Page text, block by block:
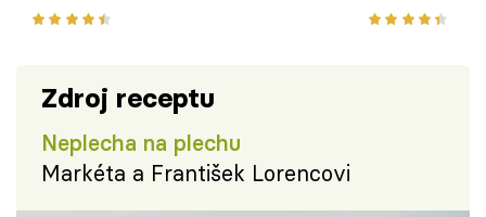
Zdroj receptu
Neplecha na plechu
Markéta a František Lorencovi